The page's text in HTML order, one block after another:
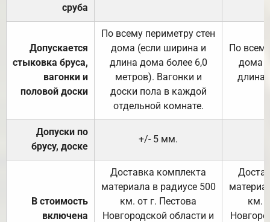
сруба
Допускается
стыковка бруса,
вагонки и
половой доски
По всему периметру стен
дома (если ширина и
длина дома более 6,0
метров). Вагонки и
доски пола в каждой
отдельной комнате.
По
дома
длина
Допуски по
брусу, доске
+/- 5 мм.
В стоимость
включена
Доставка комплекта
материала в радиусе 500
км. от г. Пестова
Новгородской области и
км.